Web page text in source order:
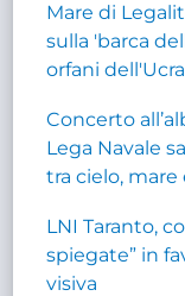
Mare di
sulla 'barca
orfani
Concerto
Lega Navale
tra cielo, mare
LNI Taranto,
spiegate” in
visiva